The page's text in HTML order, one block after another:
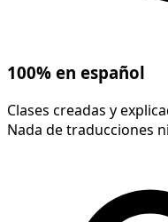
100% en español
Clases creadas y
Nada de traducciones